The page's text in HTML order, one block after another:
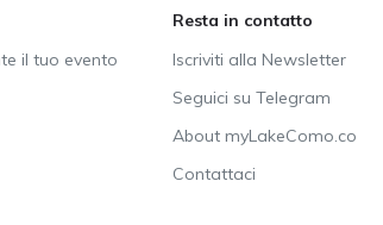
il tuo evento
Resta in contatto
Iscriviti alla Newsletter
Seguici su Telegram
About myLakeComo.co
Contattaci